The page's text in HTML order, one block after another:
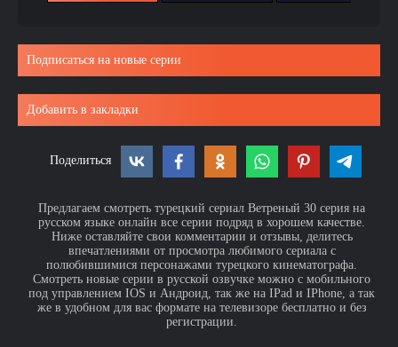
Подписаться на новые серии
Добавить в закладки
Поделиться
Предлагаем смотреть турецкий сериал Ветреный 30 серия на
русском языке онлайн все серии подряд в хорошем качестве.
Ниже оставляйте свои комментарии и отзывы, делитесь
впечатлениями от просмотра любимого сериала с
полюбившимися персонажами турецкого кинематографа.
Смотреть новые серии в русской озвучке можно с мобильного
под управлением IOS и Андроид, так же на IPad и IPhone, а так
же в удобном для вас формате на телевизоре бесплатно и без
регистрации.